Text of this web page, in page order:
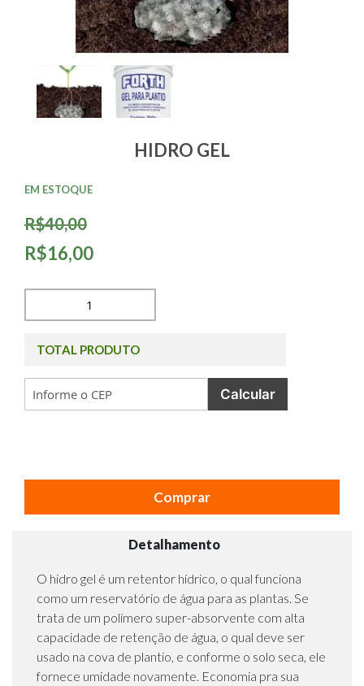
HIDRO GEL
R$40,00
R$16,00
EM ESTOQUE
TOTAL PRODUTO
Calcular
Comprar
Detalhamento
O hidro gel é um retentor hídrico, o qual funciona
como um reservatório de água para as plantas. Se
trata de um polímero super-absorvente com alta
capacidade de retenção de água, o qual deve ser
usado na cova de plantio, e conforme o solo seca, ele
fornece umidade novamente. Economia pra sua